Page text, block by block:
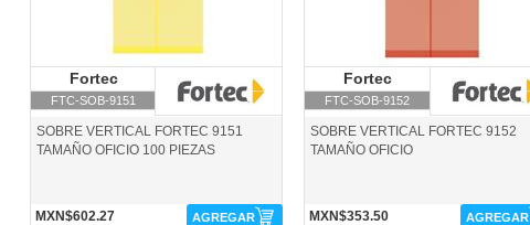
Fortec
FTC-SOB-9151
SOBRE VERTICAL FORTEC 9151
TAMAÑO OFICIO 100 PIEZAS
MXN$602.27 AGREGAR
Fortec
FTC-SOB-9152
SOBRE VERTICAL FORTEC 9152
TAMAÑO OFICIO
MXN$353.50 AGREGAR